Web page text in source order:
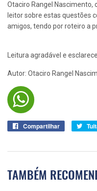
Otaciro Rangel Nascimento,
leitor sobre estas questões
amigos, tendo por roteiro a
Leitura agradável e
Autor: Otaciro Rangel
Compartilhar
TAMBÉM